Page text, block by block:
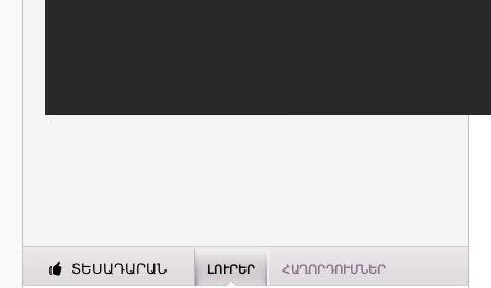
ՏԵՍԱԴԱՐԱՆ ԼՈՒՐԵՐ ՀԱՂՈՐԴՈՒՄՆԵՐ